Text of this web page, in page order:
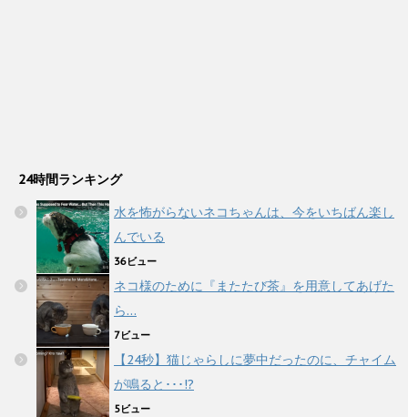
24時間ランキング
水を怖がらないネコちゃんは、今をいちばん楽し
んでいる
36ビュー
ネコ様のために『またたび茶』を用意してあげた
ら…
7ビュー
【24秒】猫じゃらしに夢中だったのに、チャイム
が鳴ると･･･!?
5ビュー